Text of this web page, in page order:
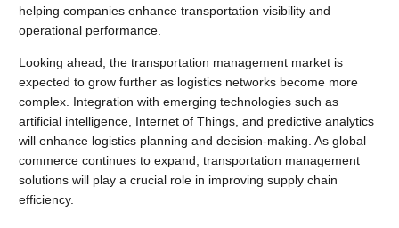
helping companies enhance transportation visibility and
operational performance.
Looking ahead, the transportation management market is
expected to grow further as logistics networks become more
complex. Integration with emerging technologies such as
artificial intelligence, Internet of Things, and predictive analytics
will enhance logistics planning and decision-making. As global
commerce continues to expand, transportation management
solutions will play a crucial role in improving supply chain
efficiency.